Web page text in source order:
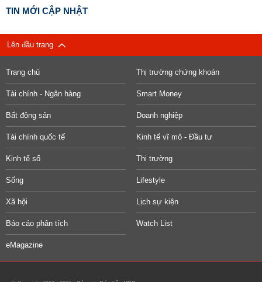
TIN MỚI CẬP NHẬT
Lên đầu trang
Trang chủ Thị trường chứng khoán
Tài chính - Ngân hàng Smart Money
Bất động sản Doanh nghiệp
Tài chính quốc tế Kinh tế vĩ mô - Đầu tư
Kinh tế số Thị trường
Sống Lifestyle
Xã hội Lịch sự kiện
Báo cáo phân tích Watch List
eMagazine